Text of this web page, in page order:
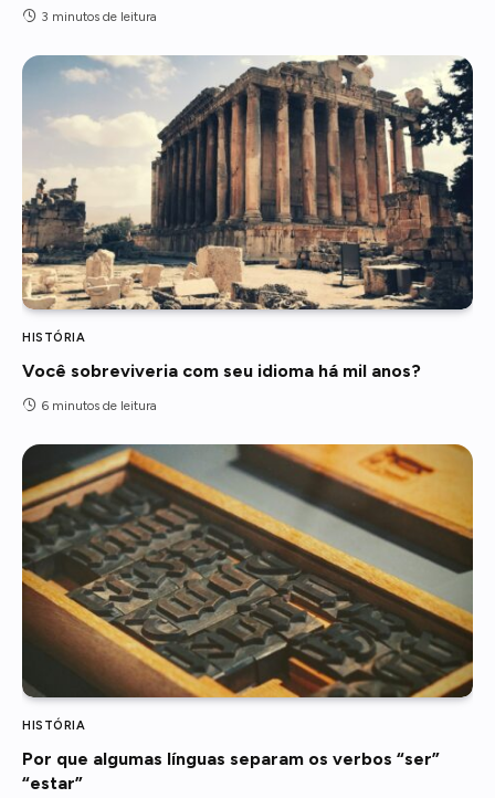
3 minutos de leitura
HISTÓRIA
Você sobreviveria com seu idioma há mil anos?
6 minutos de leitura
HISTÓRIA
Por que algumas línguas separam os verbos “ser”
“estar”